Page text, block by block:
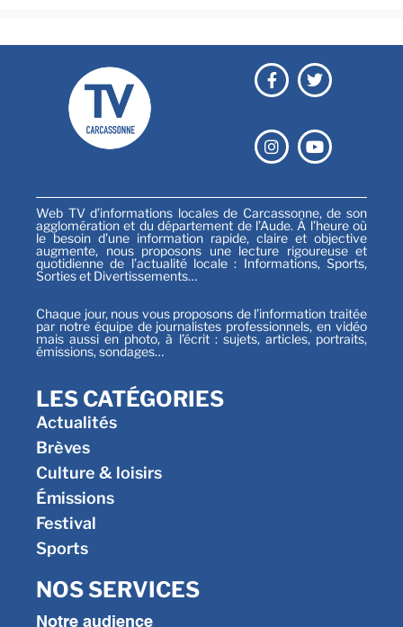
Web TV d’informations locales de Carcassonne, de son
agglomération et du département de l’Aude. À l’heure où
le besoin d’une information rapide, claire et objective
augmente, nous proposons une lecture rigoureuse et
quotidienne de l’actualité locale : Informations, Sports,
Sorties et Divertissements…
Chaque jour, nous vous proposons de l’information traitée
par notre équipe de journalistes professionnels, en vidéo
mais aussi en photo, à l’écrit : sujets, articles, portraits,
émissions, sondages…
LES CATÉGORIES
Actualités
Brèves
Culture & loisirs
Émissions
Festival
Sports
NOS SERVICES
Notre audience